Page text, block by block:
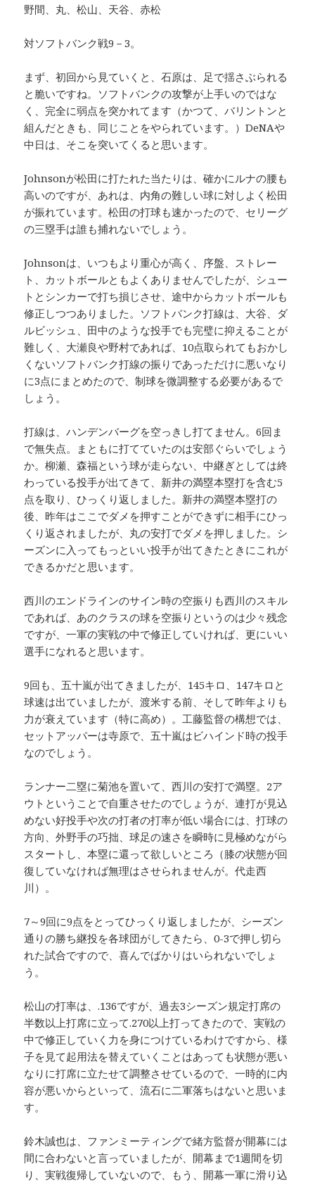
野間、丸、松山、天谷、赤松
対ソフトバンク戦9－3。
まず、初回から見ていくと、石原は、足で揺さぶられる
と脆いですね。ソフトバンクの攻撃が上手いのではな
く、完全に弱点を突かれてます（かつて、バリントンと
組んだときも、同じことをやられています。）DeNAや
中日は、そこを突いてくると思います。
Johnsonが松田に打たれた当たりは、確かにルナの腰も
高いのですが、あれは、内角の難しい球に対しよく松田
が振れています。松田の打球も速かったので、セリーグ
の三塁手は誰も捕れないでしょう。
Johnsonは、いつもより重心が高く、序盤、ストレー
ト、カットボールともよくありませんでしたが、シュー
トとシンカーで打ち損じさせ、途中からカットボールも
修正しつつありました。ソフトバンク打線は、大谷、ダ
ルビッシュ、田中のような投手でも完璧に抑えることが
難しく、大瀬良や野村であれば、10点取られてもおかし
くないソフトバンク打線の振りであっただけに悪いなり
に3点にまとめたので、制球を微調整する必要があるで
しょう。
打線は、ハンデンバーグを空っきし打てません。6回ま
で無失点。まともに打てていたのは安部ぐらいでしょう
か。柳瀬、森福という球が走らない、中継ぎとしては終
わっている投手が出てきて、新井の満塁本塁打を含む5
点を取り、ひっくり返しました。新井の満塁本塁打の
後、昨年はここでダメを押すことができずに相手にひっ
くり返されましたが、丸の安打でダメを押しました。シ
ーズンに入ってもっといい投手が出てきたときにこれが
できるかだと思います。
西川のエンドラインのサイン時の空振りも西川のスキル
であれば、あのクラスの球を空振りというのは少々残念
ですが、一軍の実戦の中で修正していければ、更にいい
選手になれると思います。
9回も、五十嵐が出てきましたが、145キロ、147キロと
球速は出ていましたが、渡米する前、そして昨年よりも
力が衰えています（特に高め）。工藤監督の構想では、
セットアッパーは寺原で、五十嵐はビハインド時の投手
なのでしょう。
ランナー二塁に菊池を置いて、西川の安打で満塁。2ア
ウトということで自重させたのでしょうが、連打が見込
めない好投手や次の打者の打率が低い場合には、打球の
方向、外野手の巧拙、球足の速さを瞬時に見極めながら
スタートし、本塁に還って欲しいところ（膝の状態が回
復していなければ無理はさせられませんが。代走西
川）。
7～9回に9点をとってひっくり返しましたが、シーズン
通りの勝ち継投を各球団がしてきたら、0-3で押し切ら
れた試合ですので、喜んでばかりはいられないでしょ
う。
松山の打率は、.136ですが、過去3シーズン規定打席の
半数以上打席に立って.270以上打ってきたので、実戦の
中で修正していく力を身につけているわけですから、様
子を見て起用法を替えていくことはあっても状態が悪い
なりに打席に立たせて調整させているので、一時的に内
容が悪いからといって、流石に二軍落ちはないと思いま
す。
鈴木誠也は、ファンミーティングで緒方監督が開幕には
間に合わないと言っていましたが、開幕まで1週間を切
り、実戦復帰していないので、もう、開幕一軍に滑り込